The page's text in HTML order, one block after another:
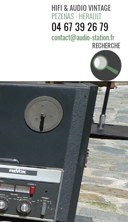
HIFI & AUDIO VINTAGE
PEZENAS - HERAULT
04 67 39 26 79
contact@audio-station.fr
RECHERCHE